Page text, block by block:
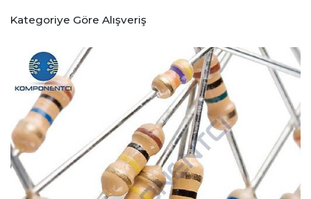
Kategoriye Göre Alışveriş